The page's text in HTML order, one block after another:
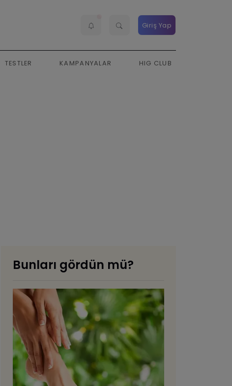
Giriş Yap
TESTLER KAMPANYALAR HIG CLUB
Bunları gördün mü?